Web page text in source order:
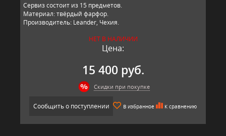
Сервиз состоит из 15 предметов.
Материал: твёрдый фарфор.
Производитель: Leander, Чехия.
НЕТ В НАЛИЧИИ
Цена:
15 400 руб.
Скидки при покупке
Сообщить о поступлении В избранное К сравнению